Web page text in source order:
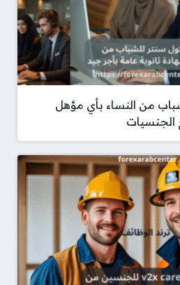
من النساء بأي مؤهل
الجنسيات